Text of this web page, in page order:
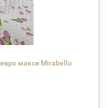
макси Mirabello